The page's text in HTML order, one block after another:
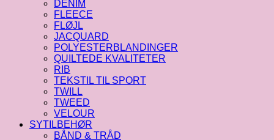
DENIM
FLEECE
FLØJL
JACQUARD
POLYESTERBLANDINGER
QUILTEDE KVALITETER
RIB
TEKSTIL TIL SPORT
TWILL
TWEED
VELOUR
SYTILBEHØR
BÅND & TRÅD